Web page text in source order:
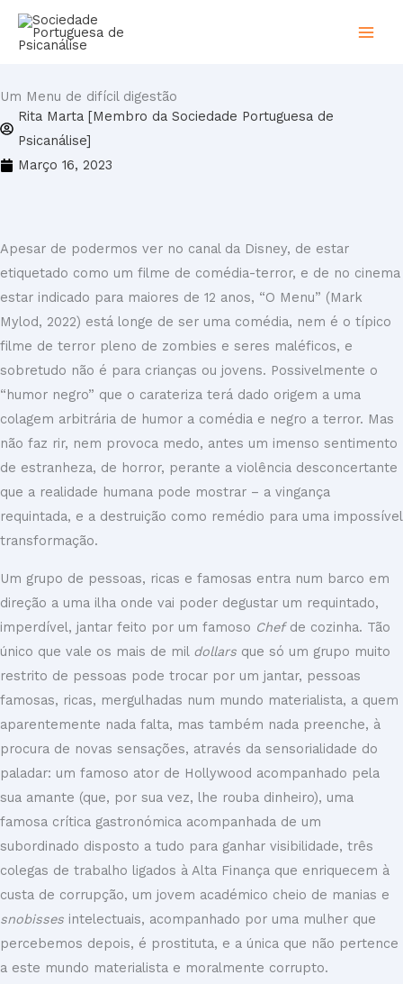
Skip
Um Menu de difícil digestão
Rita Marta [Membro da Sociedade Portuguesa de
Psicanálise]
Março 16, 2023
Apesar de podermos ver no canal da Disney, de estar
etiquetado como um filme de comédia-terror, e de no cinema
estar indicado para maiores de 12 anos, “O Menu” (Mark
Mylod, 2022) está longe de ser uma comédia, nem é o típico
filme de terror pleno de zombies e seres maléficos, e
sobretudo não é para crianças ou jovens. Possivelmente o
“humor negro” que o carateriza terá dado origem a uma
colagem arbitrária de humor a comédia e negro a terror. Mas
não faz rir, nem provoca medo, antes um imenso sentimento
de estranheza, de horror, perante a violência desconcertante
que a realidade humana pode mostrar – a vingança
requintada, e a destruição como remédio para uma impossível
transformação.
Um grupo de pessoas, ricas e famosas entra num barco em
direção a uma ilha onde vai poder degustar um requintado,
imperdível, jantar feito por um famoso Chefde cozinha. Tão
único que vale os mais de mil dollars que só um grupo muito
restrito de pessoas pode trocar por um jantar, pessoas
famosas, ricas, mergulhadas num mundo materialista, a quem
aparentemente nada falta, mas também nada preenche, à
procura de novas sensações, através da sensorialidade do
paladar: um famoso ator de Hollywood acompanhado pela
sua amante (que, por sua vez, lhe rouba dinheiro), uma
famosa crítica gastronómica acompanhada de um
subordinado disposto a tudo para ganhar visibilidade, três
colegas de trabalho ligados à Alta Finança que enriquecem à
custa de corrupção, um jovem académico cheio de manias e
snobisses intelectuais, acompanhado por uma mulher que
percebemos depois, é prostituta, e a única que não pertence
a este mundo materialista e moralmente corrupto.